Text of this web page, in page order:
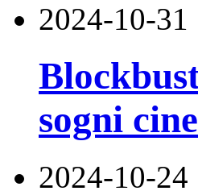
2024-10-31
sogni
2024-10-24